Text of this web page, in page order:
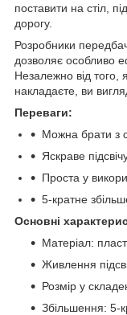
поставити на стіл,
дорогу.
Розробники
дозволяє особливо
Незалежно від того,
накладаєте, ви
Переваги:
Можна брати з
Яскраве
Проста у
5-кратне
Основні
Матеріал:
Живлення
Розмір у
Збільшення: 5-